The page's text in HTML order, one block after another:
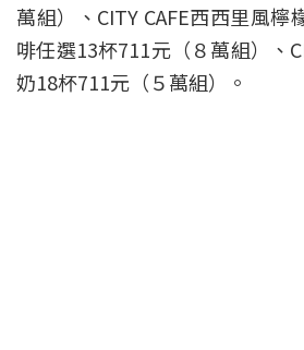
萬組）、CITY CAFE西西里風
啡任選13杯711元（８萬組）、
奶18杯711元（５萬組）。